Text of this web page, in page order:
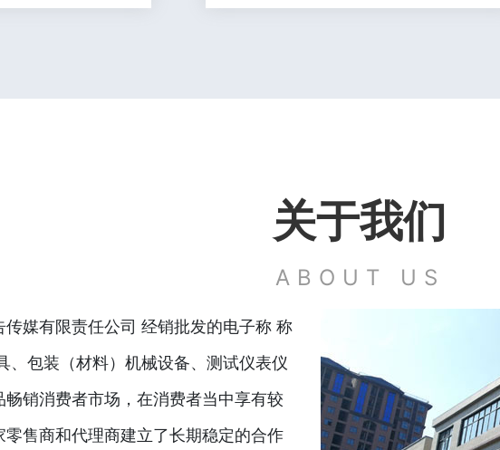
关于我们
ABOUT US
媒有限责任公司 经销批发的电子称 称
、包装（材料）机械设备、测试仪表仪
销消费者市场，在消费者当中享有较
售商和代理商建立了长期稳定的合作